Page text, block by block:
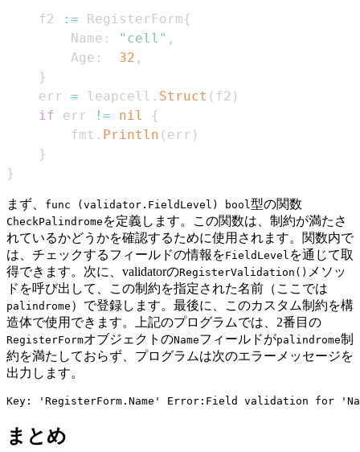
    f2
:= RegisterForm{
        Name
: "cell" ,
        Age
: 32 ,
}
    err
= leapcell . Struct ( f2 )
if err != nil
{
        fmt
. Println ( err )
}
}
まず、 func (validator.FieldLevel) bool型の関数
CheckPalindrome を定義します。この関数は、制約が満たさ
れているかどうかを確認するために使用されます。関数内で
は、チェックするフィールドの情報をFieldLevel を通じて取
得できます。次に、validatorのRegisterValidation() メソッ
ドを呼び出して、この制約を指定された名前（ここでは
palindrome ）で登録します。最後に、このカスタム制約を構
造体で使用できます。上記のプログラムでは、2番目の
RegisterFormオブジェクトのNameフィールドがpalindrome制
約を満たしておらず、プログラムは次のエラーメッセージを
出力します。
まとめ